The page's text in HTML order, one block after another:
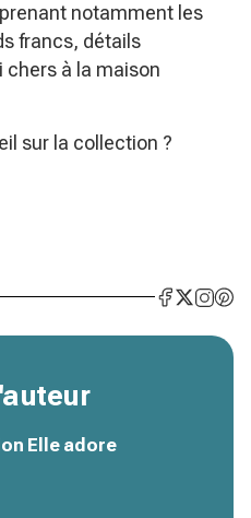
notamment les
francs, détails
à la maison
sur la collection ?
Elle adore